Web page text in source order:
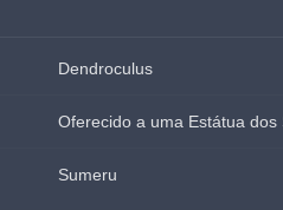
Dendroculus
Oferecido a uma Estátua
Sumeru